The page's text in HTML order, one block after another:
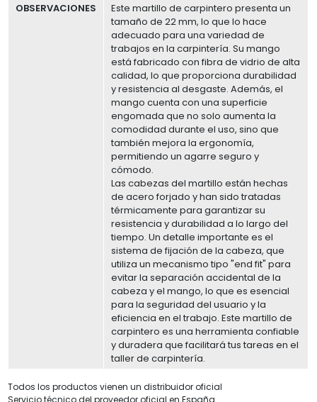
OBSERVACIONES
Este martillo de carpintero presenta un
tamaño de 22 mm, lo que lo hace
adecuado para una variedad de
trabajos en la carpintería. Su mango
está fabricado con fibra de vidrio de alta
calidad, lo que proporciona durabilidad
y resistencia al desgaste. Además, el
mango cuenta con una superficie
engomada que no solo aumenta la
comodidad durante el uso, sino que
también mejora la ergonomía,
permitiendo un agarre seguro y
cómodo.
Las cabezas del martillo están hechas
de acero forjado y han sido tratadas
térmicamente para garantizar su
resistencia y durabilidad a lo largo del
tiempo. Un detalle importante es el
sistema de fijación de la cabeza, que
utiliza un mecanismo tipo "end fit" para
evitar la separación accidental de la
cabeza y el mango, lo que es esencial
para la seguridad del usuario y la
eficiencia en el trabajo. Este martillo de
carpintero es una herramienta confiable
y duradera que facilitará tus tareas en el
taller de carpintería.
Todos los productos vienen un distribuidor oficial
Servicio técnico del proveedor oficial en España.